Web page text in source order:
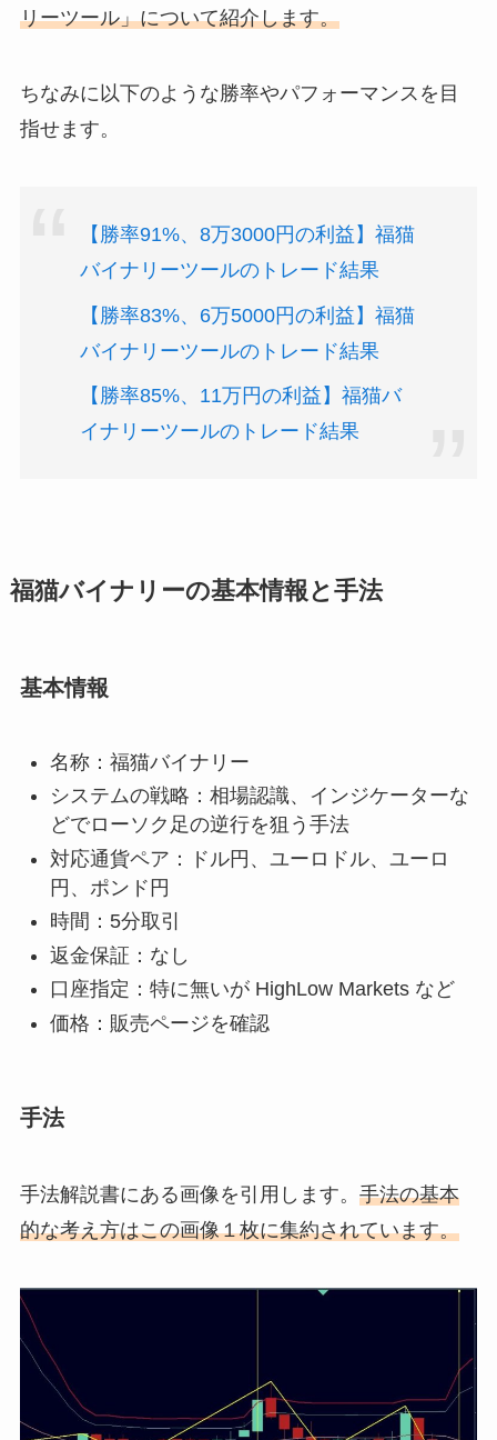
リーツール」について紹介します。
ちなみに以下のような勝率やパフォーマンスを目
指せます。
【勝率91%、8万3000円の利益】福猫
バイナリーツールのトレード結果
【勝率83%、6万5000円の利益】福猫
バイナリーツールのトレード結果
【勝率85%、11万円の利益】福猫バ
イナリーツールのトレード結果
福猫バイナリーの基本情報と手法
基本情報
名称：福猫バイナリー
システムの戦略：相場認識、インジケーターな
どでローソク足の逆行を狙う手法
対応通貨ペア：ドル円、ユーロドル、ユーロ
円、ポンド円
時間：5分取引
返金保証：なし
口座指定：特に無いが HighLow Markets など
価格：販売ページを確認
手法
手法解説書にある画像を引用します。 手法の基本
的な考え方はこの画像１枚に集約されています。